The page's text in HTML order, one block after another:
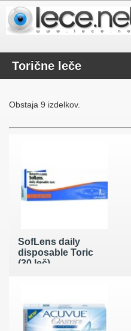
Torične leče
Obstaja 9 izdelkov.
SofLens daily
disposable Toric
(30 leč)